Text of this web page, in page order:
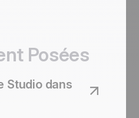
Posées
Studio dans